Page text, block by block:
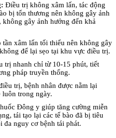
Điều trị không xâm lấn, tác động
bị tổn thương nên không gây ảnh
gây ảnh hưởng đến khả
tần xâm lấn tối thiểu nên không gây
để lại sẹo tại khu vực điều trị.
trị nhanh chỉ từ 10-15 phút, tiết
pháp truyền thống.
trị, bệnh nhân được nằm lại
trong ngày.
Đông y giúp tăng cường miễn
tái tạo lại các tế bào đã bị tiêu
đa nguy cơ bệnh tái phát.